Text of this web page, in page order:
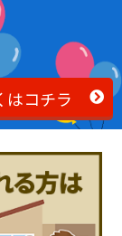
はコチラ